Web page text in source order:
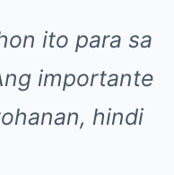
ito para sa
importante
hindi